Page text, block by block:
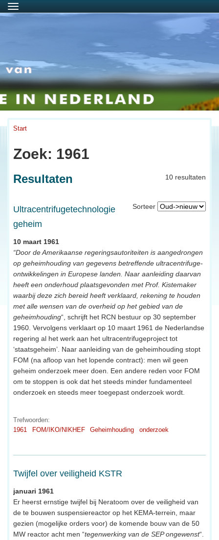
Menu
Start
Zoek: 1961
10 resultaten
Resultaten
Sorteer
Ultracentrifugetechnologie
geheim
10 maart 1961
“Door de Amerikaanse regeringsautoriteiten is aangedrongen
op geheimhouding van gegevens betreffende ultracentrifuge-
ontwikkelingen in Europese landen. Naar aanleiding daarvan
heeft een onderhoud plaatsgevonden met Prof. Kistemaker
waarbij deze zich bereid heeft verklaard, rekening te houden
met alle wensen van de overheid op het gebied van de
geheimhouding“, schrijft het RCN bestuur op 30 september
1960. Vervolgens verklaart op 10 maart 1961 de Nederlandse
regering al het werk aan het ultracentrifugeproject tot
‘staatsgeheim’. Naar aanleiding van de geheimhouding stopt
FOM (na afloop van het lopende contract): men wil geen
geheim onderzoek meer doen. Een andere reden voor FOM
om te stoppen is ook dat het steeds minder fundamenteel
onderzoek en steeds meer toegepast onderzoek wordt.
Trefwoorden:
1961
FOM/IKO/NIKHEF Geheimhouding onderzoek
Twijfel over veiligheid KSTR
januari 1961
Er heerst ernstige twijfel bij Neratoom over de veiligheid van
de te bouwen suspensiereactor op het KEMA-terrein, maar
gezien (mogelijke orders voor) de komende bouw van de 50
MW reactor acht men “tegenwerking van de SEP ongewenst“.